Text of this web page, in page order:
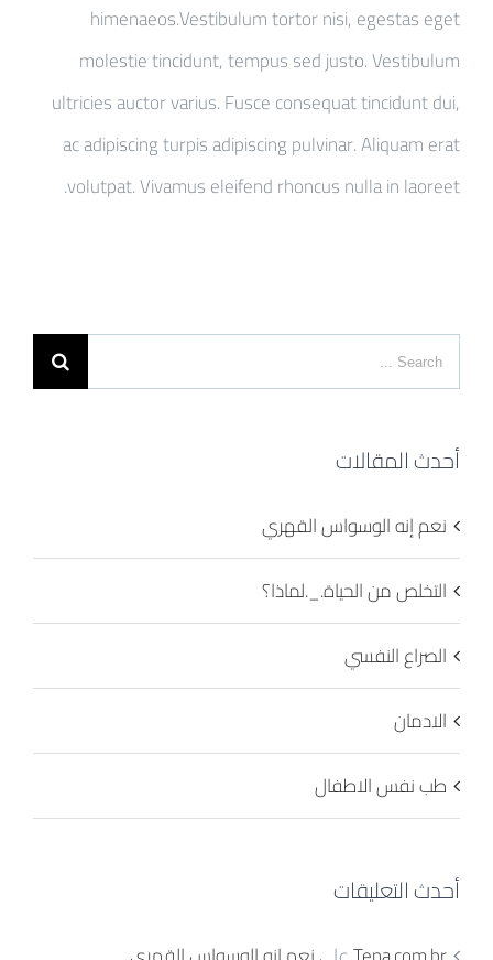
himenaeos.Vestibulum tortor nisi, egestas eget
molestie tincidunt, tempus sed justo. Vestibulum
ultricies auctor varius. Fusce consequat tincidunt dui,
ac adipiscing turpis adipiscing pulvinar. Aliquam erat
volutpat. Vivamus eleifend rhoncus nulla in laoreet.
Search
for:
أحدث المقالات
نعم إنه الوسواس القهري
التخلص من الحياة._.لماذا؟
الصراع النفسي
الادمان
طب نفس الاطفال
أحدث التعليقات